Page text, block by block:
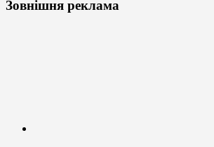
Зовнішня реклама